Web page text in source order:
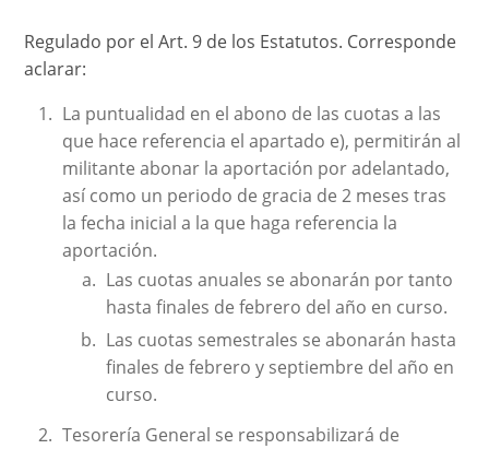
Regulado por el Art. 9 de los Estatutos. Corresponde
aclarar:
La puntualidad en el abono de las cuotas a las
que hace referencia el apartado e), permitirán al
militante abonar la aportación por adelantado,
así como un periodo de gracia de 2 meses tras
la fecha inicial a la que haga referencia la
aportación.
Las cuotas anuales se abonarán por tanto
hasta finales de febrero del año en curso.
Las cuotas semestrales se abonarán hasta
finales de febrero y septiembre del año en
curso.
Tesorería General se responsabilizará de